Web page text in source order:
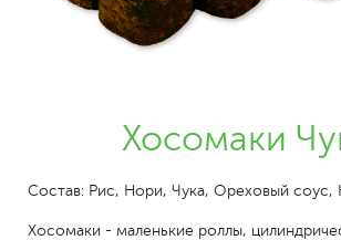
Хосомаки
Состав: Рис, Нори, Чука, Ореховый соус,
Хосомаки - маленькие роллы,